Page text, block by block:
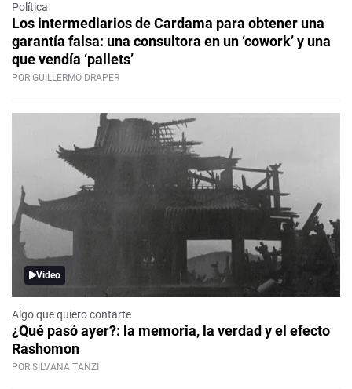
Política
Los intermediarios de Cardama para obtener una
garantía falsa: una consultora en un ‘cowork’ y una
que vendía ‘pallets’
POR GUILLERMO DRAPER
Video
Algo que quiero contarte
¿Qué pasó ayer?: la memoria, la verdad y el efecto
Rashomon
POR SILVANA TANZI